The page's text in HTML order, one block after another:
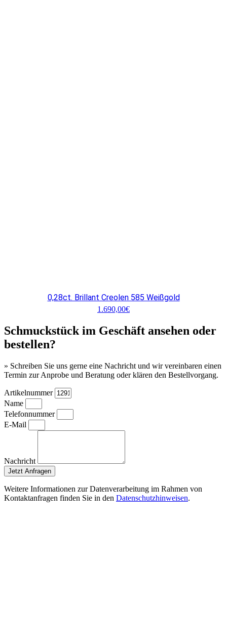
0,28ct. Brillant Creolen 585 Weißgold
1.690,00€
Schmuckstück im Geschäft ansehen oder
bestellen?
» Schreiben Sie uns gerne eine Nachricht und wir vereinbaren einen
Termin zur Anprobe und Beratung oder klären den Bestellvorgang.
Artikelnummer
Name
Telefonnummer
E-Mail
Nachricht
Jetzt Anfragen
Weitere Informationen zur Datenverarbeitung im Rahmen von
Kontaktanfragen finden Sie in den Datenschutzhinweisen.